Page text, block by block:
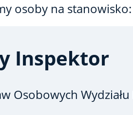
osoby na stanowisko:
Inspektor
Osobowych